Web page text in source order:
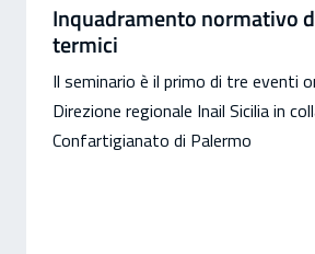
Inquadramento normativo
termici
Il seminario è il primo di tre eventi
Direzione regionale Inail Sicilia in
Confartigianato di Palermo